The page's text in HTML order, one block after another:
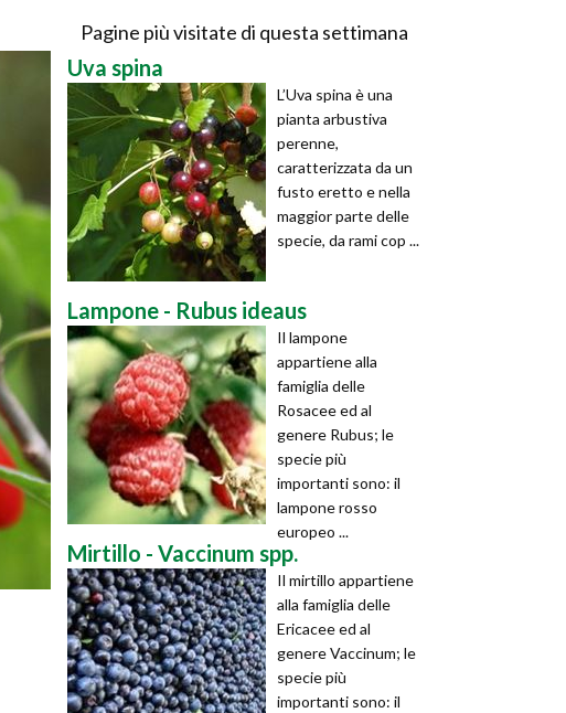
Pagine più visitate di questa settimana
Uva spina
L’Uva spina è una
pianta arbustiva
perenne,
caratterizzata da un
fusto eretto e nella
maggior parte delle
specie, da rami cop ...
Lampone - Rubus ideaus
Il lampone
appartiene alla
famiglia delle
Rosacee ed al
genere Rubus; le
specie più
importanti sono: il
lampone rosso
europeo ...
Mirtillo - Vaccinum spp.
Il mirtillo appartiene
alla famiglia delle
Ericacee ed al
genere Vaccinum; le
specie più
importanti sono: il